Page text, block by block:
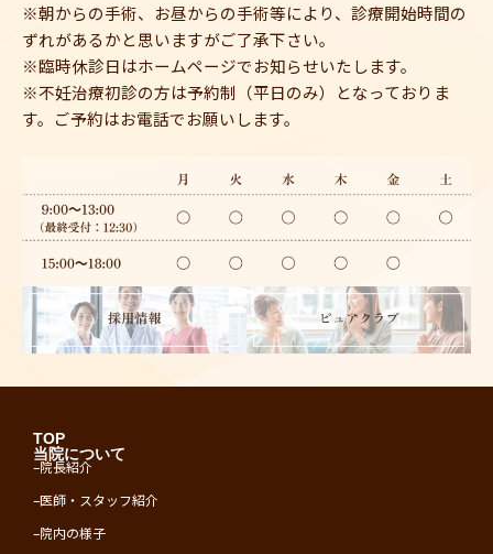
※朝からの手術、お昼からの手術等により、診療開始時間の
ずれがあるかと思いますがご了承下さい。
※臨時休診日はホームページでお知らせいたします。
※不妊治療初診の方は予約制（平日のみ）となっておりま
す。ご予約はお電話でお願いします。
TOP
当院について
–院長紹介
–医師・スタッフ紹介
–院内の様子